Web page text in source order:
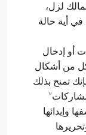
لزل،
أية حالة
أو إدخال
من أشكال
تمنح بذلك
وإبدائها